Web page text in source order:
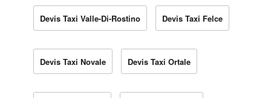
Devis Taxi Valle-Di-Rostino Devis Taxi Felce
Devis Taxi Novale Devis Taxi Ortale